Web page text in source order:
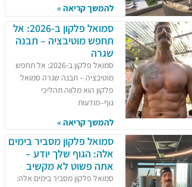
להמשך קריאה »
סמואל פלקון ב-2026: אל
תחפש מוטיבציה – תבנה
שגרה
סמואל פלקון ב-2026: אל תחפש
מוטיבציה – תבנה שגרה סמואל
פלקון הוא מלווה תהליכי
גוף–מודעות
להמשך קריאה »
סמואל פלקון מסביר בימים
אלה: הגוף שלך יודע –
אתה פשוט לא מקשיב
סמואל פלקון מסביר בימים אלה: